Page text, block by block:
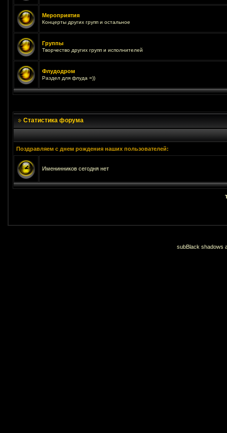
Мероприятия
Концерты других групп и остальное
Группы
Творчество других групп и исполнителей
Флудодром
Раздел для флуда =))
Статистика форума
Поздравляем с днем рождения наших пользователей:
Именинников сегодня нет
subBlack shadows